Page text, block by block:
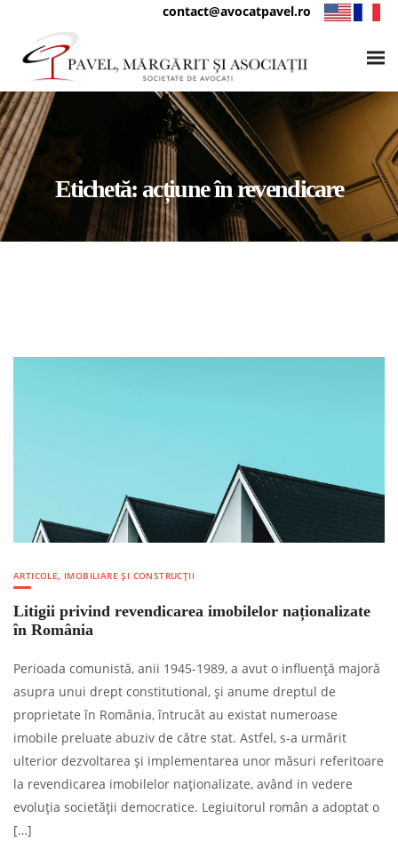
contact@avocatpavel.ro
Etichetă: acțiune în revendicare
ARTICOLE, IMOBILIARE ȘI CONSTRUCȚII
Litigii privind revendicarea imobilelor naționalizate
în România
Perioada comunistă, anii 1945-1989, a avut o influență majoră
asupra unui drept constitutional, și anume dreptul de
proprietate în România, întrucât au existat numeroase
imobile preluate abuziv de către stat. Astfel, s-a urmărit
ulterior dezvoltarea și implementarea unor măsuri referitoare
la revendicarea imobilelor naționalizate, având in vedere
evoluția societății democratice. Legiuitorul român a adoptat o
[…]